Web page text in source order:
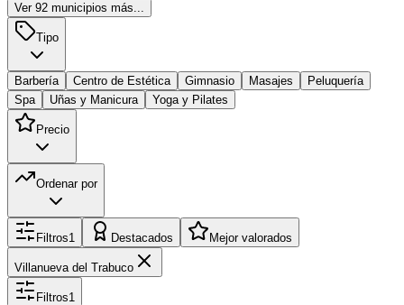
Ver 92 municipios más...
Tipo
Barbería Centro de Estética Gimnasio Masajes
Peluquería
Spa
Uñas y Manicura Yoga y Pilates
Precio
Ordenar por
Filtros1 Destacados Mejor valorados
Villanueva del Trabuco
Filtros1